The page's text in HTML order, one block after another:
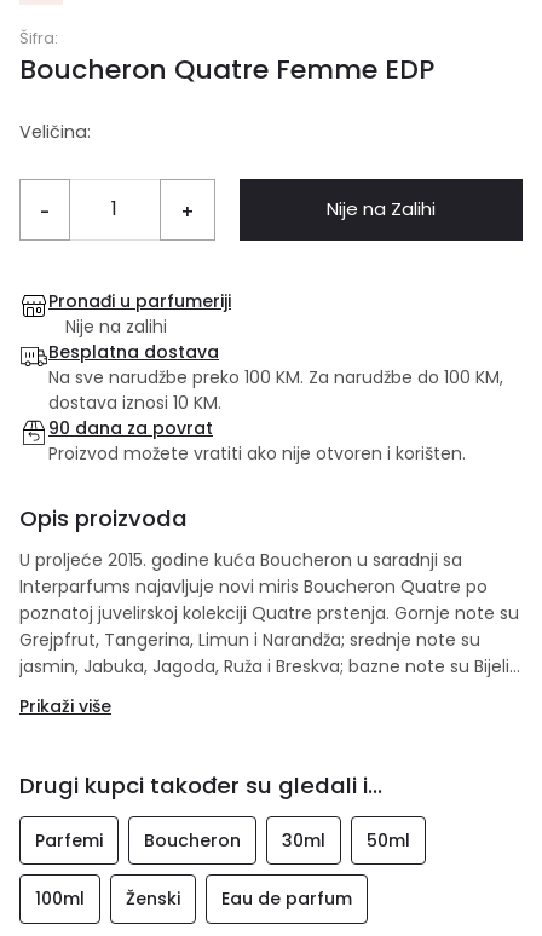
Šifra:
Boucheron Quatre Femme EDP
Veličina:
- + Nije na Zalihi
Pronađi u parfumeriji
Nije na zalihi
Besplatna dostava
Na sve narudžbe preko 100 KM. Za narudžbe do 100 KM,
dostava iznosi 10 KM.
90 dana za povrat
Proizvod možete vratiti ako nije otvoren i korišten.
Opis proizvoda
U proljeće 2015. godine kuća Boucheron u saradnji sa
Interparfums najavljuje novi miris Boucheron Quatre po
poznatoj juvelirskoj kolekciji Quatre prstenja. Gornje note su
Grejpfrut, Tangerina, Limun i Narandža; srednje note su
jasmin, Jabuka, Jagoda, Ruža i Breskva; bazne note su Bijeli
Prikaži više
Drugi kupci također su gledali i...
Parfemi Boucheron 30ml 50ml
100ml Ženski Eau de parfum